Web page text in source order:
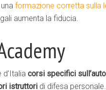
formazione corretta sulla
aumenta la fiducia.
corsi specifici
istruttori di difesa